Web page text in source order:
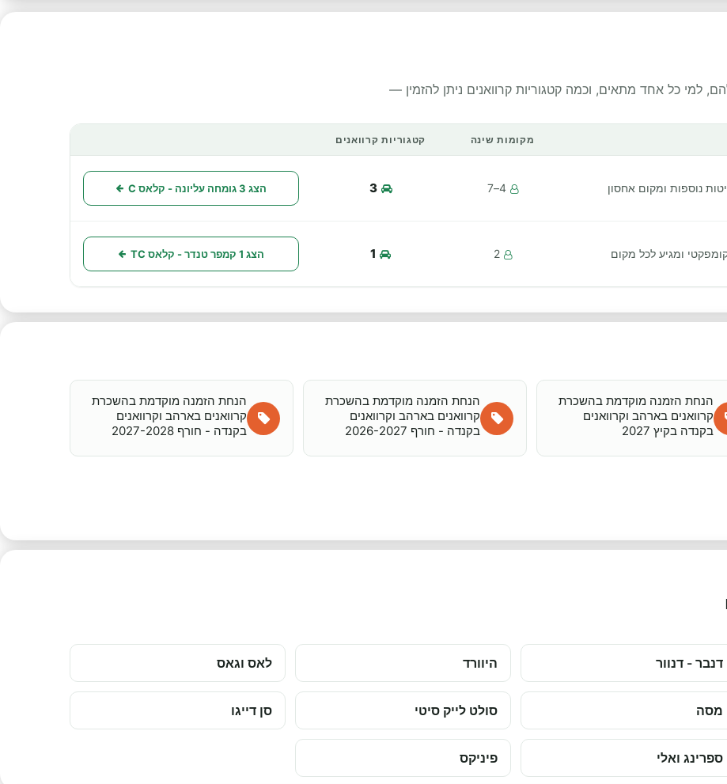
למי כל אחד מתאים, וכמה קטגוריות קרוואנים ניתן להזמין —
מקומות שינה קטגוריות קרוואנים
נוספות ומקום אחסון 4–7
3 הצג 3 גומחה עליונה - קלאס C
ומגיע לכל מקום 2
1 הצג 1 קמפר טנדר - קלאס TC
הנחת הזמנה מוקדמת בהשכרת
קרוואנים בארהב וקרוואנים
בקנדה בקיץ 2027
הנחת הזמנה מוקדמת בהשכרת
קרוואנים בארהב וקרוואנים
בקנדה - חורף 2026-2027
הנחת הזמנה מוקדמת בהשכרת
קרוואנים בארהב וקרוואנים
בקנדה - חורף 2027-2028
דנבר - דנוור היוורד לאס וגאס
מסה סולט לייק סיטי סן דייגו
ספרינג ואלי פיניקס